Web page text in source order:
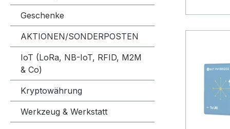
Geschenke
AKTIONEN/SONDERPOSTEN
IoT (LoRa, NB-IoT, RFID, M2M
& Co)
Kryptowährung
Werkzeug & Werkstatt
Daten
In den